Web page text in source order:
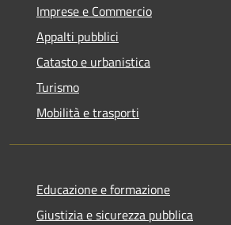
Imprese e Commercio
Appalti pubblici
Catasto e urbanistica
Turismo
Mobilità e trasporti
Educazione e formazione
Giustizia e sicurezza pubblica